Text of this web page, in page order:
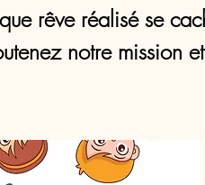
rêve réalisé se
notre mission